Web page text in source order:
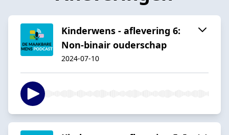
Kinderwens - aflevering 6:
Non-binair ouderschap
2024-07-10